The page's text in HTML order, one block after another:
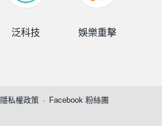
泛科技 娛樂重擊
隱私權政策 Facebook 粉絲團